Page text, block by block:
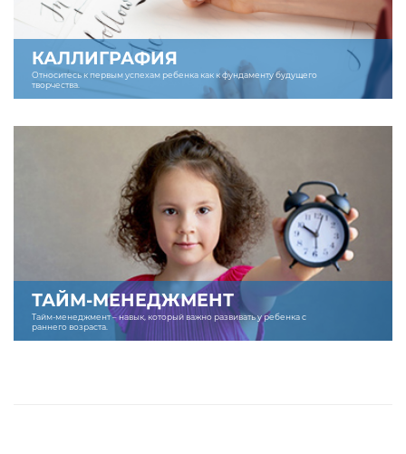
КАЛЛИГРАФИЯ
Относитесь к первым успехам ребенка как к фундаменту будущего
творчества.
ТАЙМ-МЕНЕДЖМЕНТ
Тайм-менеджмент – навык, который важно развивать у ребенка с
раннего возраста.